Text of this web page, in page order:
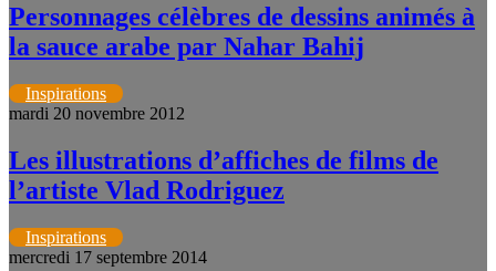
Personnages célèbres de dessins animés à
la sauce arabe par Nahar Bahij
Inspirations
mardi 20 novembre 2012
Les illustrations d’affiches de films de
l’artiste Vlad Rodriguez
Inspirations
mercredi 17 septembre 2014